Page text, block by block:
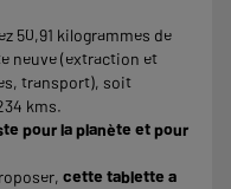
50,91 kilogrammes de
neuve (extraction et
transport), soit
kms.
pour la planète et pour
cette tablette a